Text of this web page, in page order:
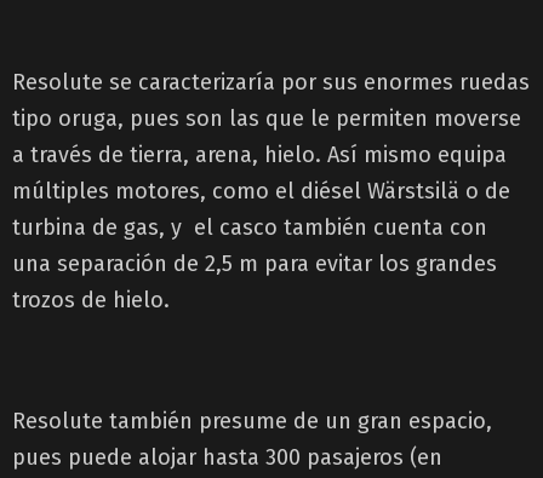
Resolute se caracterizaría por sus enormes ruedas
tipo oruga, pues son las que le permiten moverse
a través de tierra, arena, hielo. Así mismo equipa
múltiples motores, como el diésel Wärstsilä o de
turbina de gas, y el casco también cuenta con
una separación de 2,5 m para evitar los grandes
trozos de hielo.
Resolute también presume de un gran espacio,
pues puede alojar hasta 300 pasajeros (en